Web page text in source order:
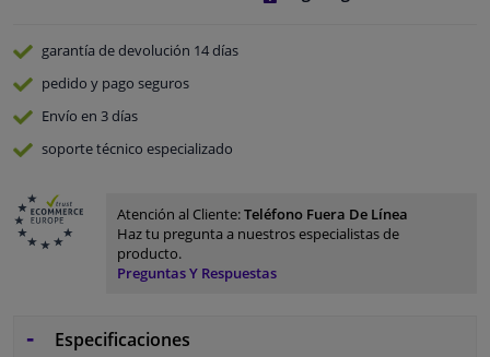
garantía de devolución 14 días
pedido y pago seguros
Envío en 3 días
soporte técnico especializado
Atención al Cliente:Teléfono Fuera De Línea
Haz tu pregunta a nuestros especialistas de
producto.
Preguntas Y Respuestas
Especificaciones